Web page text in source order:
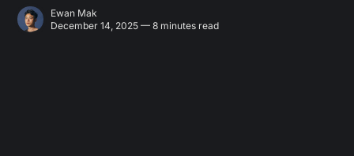
Ewan Mak
December 14, 2025 — 8 minutes read